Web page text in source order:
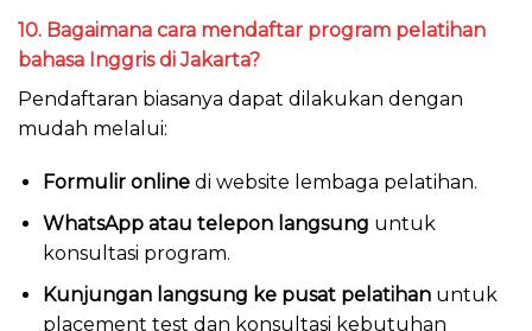
10. Bagaimana cara mendaftar program pelatihan
bahasa Inggris di Jakarta?
Pendaftaran biasanya dapat dilakukan dengan
mudah melalui:
Formulir onlinedi website lembaga pelatihan.
WhatsApp atau telepon langsung untuk
konsultasi program.
Kunjungan langsung ke pusat pelatihanuntuk
placement test dan konsultasi kebutuhan